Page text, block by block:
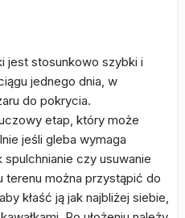
jest stosunkowo szybki i
jednego dnia, w
do pokrycia.
etap, który może
jeśli gleba wymaga
czy usuwanie
można przystąpić do
kłaść ją jak najbliżej siebie,